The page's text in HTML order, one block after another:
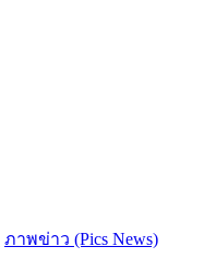
ภาพข่าว (Pics News)